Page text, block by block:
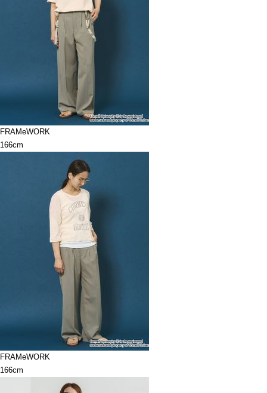
FRAMeWORK
166cm
FRAMeWORK
166cm